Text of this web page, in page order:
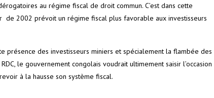
au régime fiscal de droit commun. C’est dans cette
de 2002 prévoit un régime fiscal plus favorable aux investisseurs
présence des investisseurs miniers et spécialement la flambée des
le gouvernement congolais voudrait ultimement saisir l’occasion
à la hausse son système fiscal.